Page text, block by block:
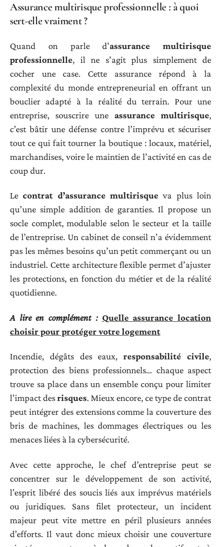
Assurance multirisque professionnelle : à quoi
sert-elle vraiment ?
Quand on parle d’assurance multirisque
professionnelle, il ne s’agit plus simplement de
cocher une case. Cette assurance répond à la
complexité du monde entrepreneurial en offrant un
bouclier adapté à la réalité du terrain. Pour une
entreprise, souscrire une assurance multirisque,
c’est bâtir une défense contre l’imprévu et sécuriser
tout ce qui fait tourner la boutique : locaux, matériel,
marchandises, voire le maintien de l’activité en cas de
coup dur.
Lecontrat d’assurance multirisque va plus loin
qu’une simple addition de garanties. Il propose un
socle complet, modulable selon le secteur et la taille
de l’entreprise. Un cabinet de conseil n’a évidemment
pas les mêmes besoins qu’un petit commerçant ou un
industriel. Cette architecture flexible permet d’ajuster
les protections, en fonction du métier et de la réalité
quotidienne.
A lire en complément : Quelle assurance location
choisir pour protéger votre logement
Incendie, dégâts des eaux,responsabilité civile,
protection des biens professionnels… chaque aspect
trouve sa place dans un ensemble conçu pour limiter
l’impact desrisques. Mieux encore, ce type de contrat
peut intégrer des extensions comme la couverture des
bris de machines, les dommages électriques ou les
menaces liées à la cybersécurité.
Avec cette approche, le chef d’entreprise peut se
concentrer sur le développement de son activité,
l’esprit libéré des soucis liés aux imprévus matériels
ou juridiques. Sans filet protecteur, un incident
majeur peut vite mettre en péril plusieurs années
d’efforts. Il vaut donc mieux choisir une couverture